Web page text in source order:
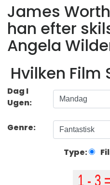
James
han efter
Angela
Hvilken Film
Dag I
Ugen:
Genre:
Type: